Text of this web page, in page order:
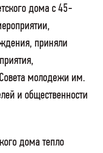
дома с 45-
приняли
молодежи им.
и общественности
дома тепло